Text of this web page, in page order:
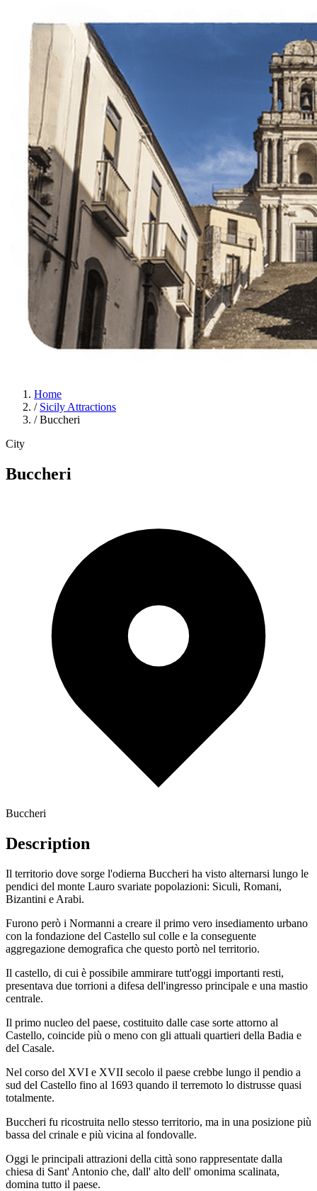
Italiano English
Menu
Home
/ Sicily Attractions
/ Buccheri
City
Buccheri
Buccheri
Description
Il territorio dove sorge l'odierna Buccheri ha visto alternarsi lungo le
pendici del monte Lauro svariate popolazioni: Siculi, Romani,
Bizantini e Arabi.
Furono però i Normanni a creare il primo vero insediamento urbano
con la fondazione del Castello sul colle e la conseguente
aggregazione demografica che questo portò nel territorio.
Il castello, di cui è possibile ammirare tutt'oggi importanti resti,
presentava due torrioni a difesa dell'ingresso principale e una mastio
centrale.
Il primo nucleo del paese, costituito dalle case sorte attorno al
Castello, coincide più o meno con gli attuali quartieri della Badia e
del Casale.
Nel corso del XVI e XVII secolo il paese crebbe lungo il pendio a
sud del Castello fino al 1693 quando il terremoto lo distrusse quasi
totalmente.
Buccheri fu ricostruita nello stesso territorio, ma in una posizione più
bassa del crinale e più vicina al fondovalle.
Oggi le principali attrazioni della città sono rappresentate dalla
chiesa di Sant' Antonio che, dall' alto dell' omonima scalinata,
domina tutto il paese.